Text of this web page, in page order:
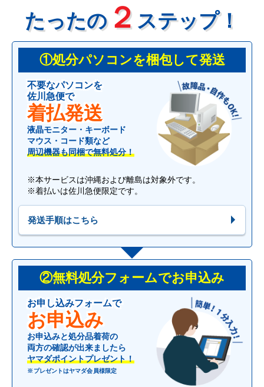
たったの２ ステップ！
①処分パソコンを梱包して発送
不要なパソコンを
佐川急便で
着払発送
液晶モニター・キーボード
マウス・コード類など
周辺機器も同梱で無料処分！
※本サービスは沖縄および離島は対象外です。
※着払いは佐川急便限定です。
発送手順はこちら
②無料処分フォームでお申込み
お申し込みフォームで
お申込み
お申込みと処分品着荷の
両方の確認が出来ましたら
ヤマダポイントプレゼント！
※プレゼントはヤマダ会員様限定